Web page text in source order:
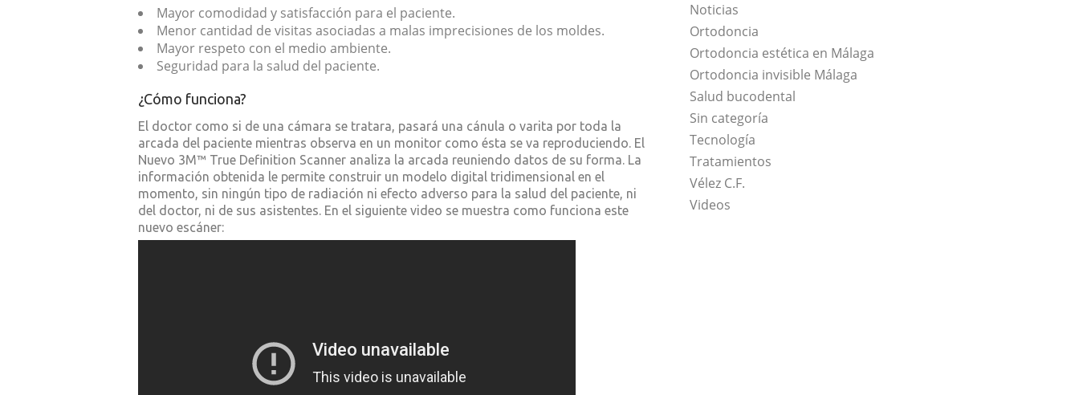
Mayor comodidad y satisfacción para el paciente.
Menor cantidad de visitas asociadas a malas imprecisiones de los moldes.
Mayor respeto con el medio ambiente.
Seguridad para la salud del paciente.
¿Cómo funciona?
El doctor como si de una cámara se tratara, pasará una cánula o varita por toda la
arcada del paciente mientras observa en un monitor como ésta se va reproduciendo. El
Nuevo 3M™ True Definition Scanner analiza la arcada reuniendo datos de su forma. La
información obtenida le permite construir un modelo digital tridimensional en el
momento, sin ningún tipo de radiación ni efecto adverso para la salud del paciente, ni
del doctor, ni de sus asistentes. En el siguiente video se muestra como funciona este
nuevo escáner:
Noticias
Ortodoncia
Ortodoncia estética en Málaga
Ortodoncia invisible Málaga
Salud bucodental
Sin categoría
Tecnología
Tratamientos
Vélez C.F.
Videos